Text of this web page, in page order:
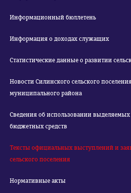
Информационный бюллетень
Информация о доходах служащих
Статистические данные о развитии
Новости Силинского сельского
муниципального района
Сведения об использовании
бюджетных средств
Тексты официальных выступлений и
сельского поселения
Нормативные акты